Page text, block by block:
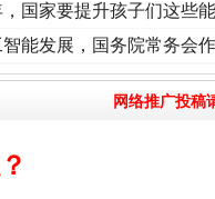
奋进复兴征程丨“转折之城”激荡..
国家要提升孩子们这些
智能发展，国务院常务会
网络推广投稿